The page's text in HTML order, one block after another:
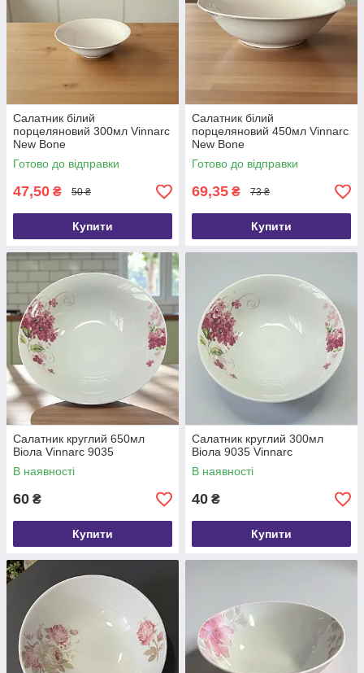
Салатник білий
порцеляновий 300мл Vinnarc
New Bone
Готово до відправки
47,50 ₴ 50 ₴
Купити
Салатник білий
порцеляновий 450мл Vinnarc
New Bone
Готово до відправки
69,35 ₴ 73 ₴
Купити
Салатник круглий 650мл
Віола Vinnarc 9035
В наявності
60 ₴
Купити
Салатник круглий 300мл
Віола 9035 Vinnarc
В наявності
40 ₴
Купити